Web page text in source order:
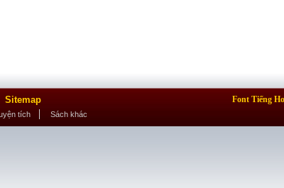
Sitemap Font Tiếng
tích Sách khác